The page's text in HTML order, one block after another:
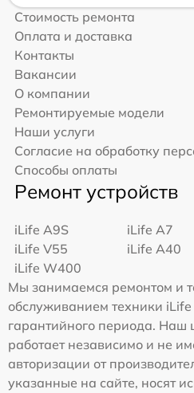
Стоимость ремонта
Оплата и доставка
Контакты
Вакансии
О компании
Ремонтируемые модели
Наши услуги
Согласие на обработку
Способы оплаты
Ремонт устройств
iLife A9S
iLife A7
iLife V55
iLife A40
iLife W400
Мы занимаемся ремонтом и
обслуживанием техники iLife
гарантийного периода. Наш
работает независимо и не
авторизации от
указанные на сайте, носят